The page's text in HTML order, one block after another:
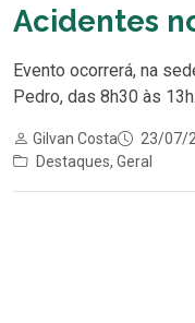
Acidentes
Evento ocorrerá, na
Pedro, das 8h30 às 13h.
Gilvan Costa 23/07/
Destaques, Geral